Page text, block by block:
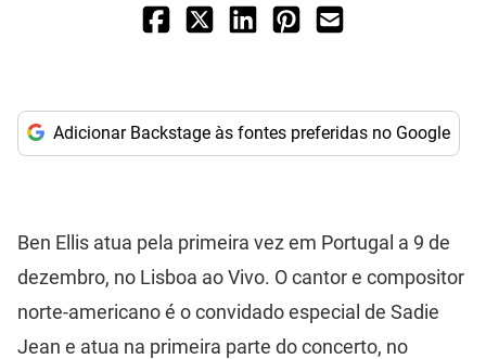
Adicionar Backstage às fontes preferidas no Google
Ben Ellis atua pela primeira vez em Portugal a 9 de
dezembro, no Lisboa ao Vivo. O cantor e compositor
norte-americano é o convidado especial de Sadie
Jean e atua na primeira parte do concerto, no